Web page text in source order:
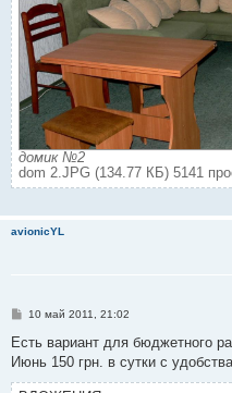
домик №2
dom 2.JPG (134.77 КБ) 5141
avionicYL
С
о
щ
10 май 2011, 21:02
Есть вариант для бюджетного
Июнь 150 грн. в сутки с